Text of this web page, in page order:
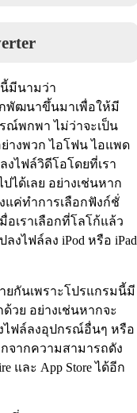
มีนามว่า
พัฒนาขึ้นมาเพื่อให้มี
ณ์พกพา ไม่ว่าจะเป็น
างพวก ไอโฟน ไอแพด
ไฟล์วิดีโอโดยที่เรา
ได้เลย อย่างเช่นหาก
แค่ทำการเลือกฟังก์ชั่
เราเลือกที่โลโก้แล้ว
งไฟล์ลง iPod หรือ iPad
กันเพราะโปรแกรมนี้มี
วย อย่างเช่นหากจะ
ไฟล์ลงอุปกรณ์อื่นๆ หรือ
กจากความสามารถดัง
และ App Store ได้อีก